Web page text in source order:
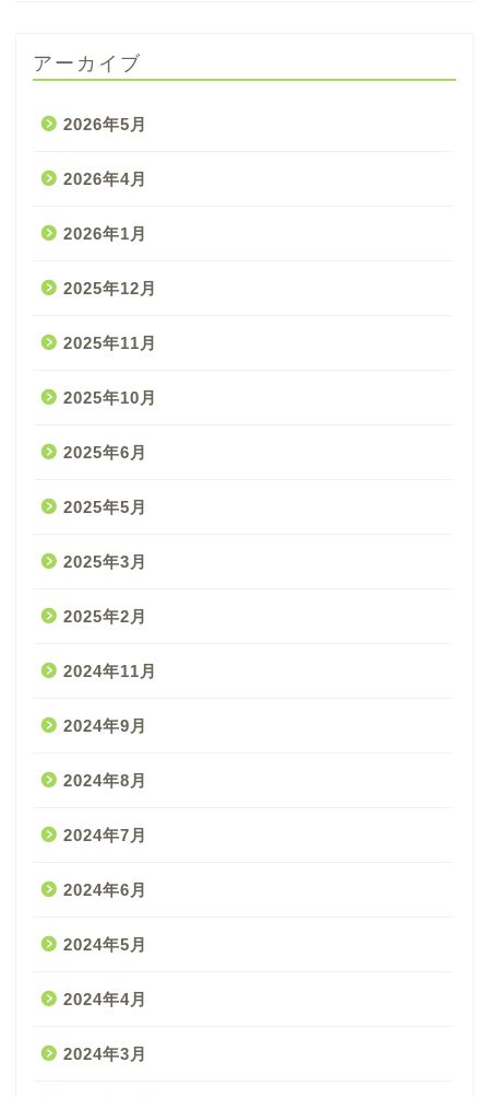
アーカイブ
2026年5月
2026年4月
2026年1月
2025年12月
2025年11月
2025年10月
2025年6月
2025年5月
2025年3月
2025年2月
2024年11月
2024年9月
2024年8月
2024年7月
2024年6月
2024年5月
2024年4月
2024年3月